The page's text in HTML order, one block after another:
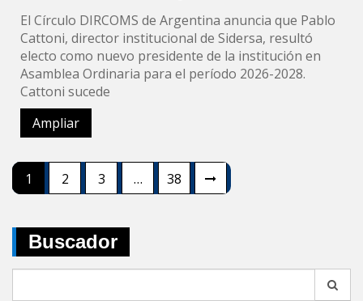
El Círculo DIRCOMS de Argentina anuncia que Pablo
Cattoni, director institucional de Sidersa, resultó
electo como nuevo presidente de la institución en
Asamblea Ordinaria para el período 2026-2028.
Cattoni sucede
Ampliar
Navegación
de
entradas
1 2 3 … 38
Buscador